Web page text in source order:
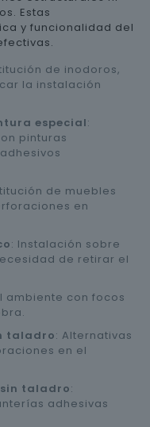
Estas
y funcionalidad del
de inodoros,
la instalación
especial:
pinturas
de muebles
en
: Instalación sobre
de retirar el
ambiente con focos
taladro: Alternativas
en el
taladro:
adhesivas